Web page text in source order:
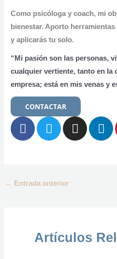
Como psicóloga y coach, mi
bienestar. Aporto
y aplicarás tu solo.
“Mi pasión son las personas,
cualquier vertiente, tanto en la
empresa; está en mis venas y
CONTACTAR
F
a
o
T
w
e
I
n
L
i
← Entrada anterior
Artículos